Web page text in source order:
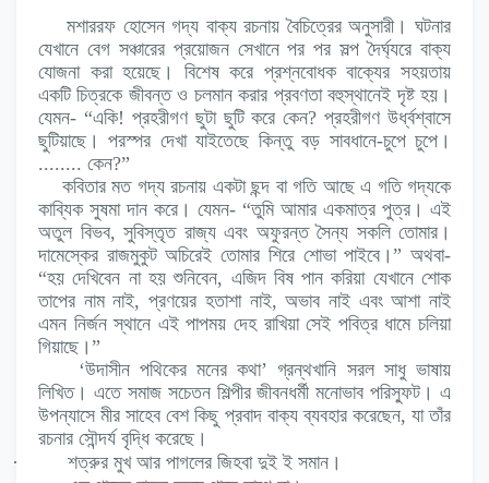
মশাররফ হোসেন গদ্য বাক্য রচনায় বৈচিত্রের অনুসারী। ঘটনার
যেখানে বেগ সঞ্চারের প্রয়োজন সেখানে পর পর সল্প দৈর্ঘ্যরে বাক্য
যোজনা করা হয়েছে। বিশেষ করে প্রশ্নবোধক বাক্যের সহয়তায়
একটি চিত্রকে জীবন্ত ও চলমান করার প্রবণতা বহুস্থানেই দৃষ্ট হয়।
যেমন- “একি! প্রহরীগণ ছুটা ছুটি করে কেন? প্রহরীগণ উর্ধ্বশ্বাসে
ছুটিয়াছে। পরস্পর দেখা যাইতেছে কিন্তু বড় সাবধানে-চুপে চুপে।
........ কেন?”
কবিতার মত গদ্য রচনায় একটা ছন্দ বা গতি আছে এ গতি গদ্যকে
কাব্যিক সুষমা দান করে। যেমন- “তুমি আমার একমাত্র পুত্র। এই
অতুল বিভব, সুবিস্তৃত রাজ্য এবং অফুরন্ত সৈন্য সকলি তোমার।
দামেস্কের রাজমুকুট অচিরেই তোমার শিরে শোভা পাইবে।” অথবা-
“হয় দেখিবেন না হয় শুনিবেন, এজিদ বিষ পান করিয়া যেখানে শোক
তাপের নাম নাই, প্রণয়ের হতাশা নাই, অভাব নাই এবং আশা নাই
এমন নির্জন স্থানে এই পাপময় দেহ রাখিয়া সেই পবিত্র ধামে চলিয়া
গিয়াছে।”
‘উদাসীন পথিকের মনের কথা’ গ্রন্থখানি সরল সাধু ভাষায়
লিখিত। এতে সমাজ সচেতন শিল্পীর জীবনধর্মী মনোভাব পরিস্ফুট। এ
উপন্যাসে মীর সাহেব বেশ কিছু প্রবাদ বাক্য ব্যবহার করেছেন, যা তাঁর
রচনার সৌন্দর্য বৃদ্ধি করেছে।
·
শত্রুর মুখ আর পাগলের জিহবা দুই ই সমান।